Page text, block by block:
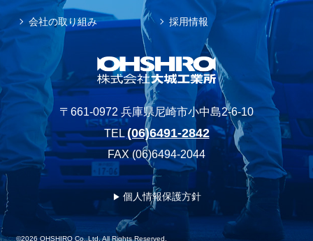
会社の取り組み 採用情報
〒661-0972 兵庫県尼崎市小中島2-6-10
TEL(06)6491-2842
FAX (06)6494-2044
個人情報保護方針
©2026 OHSHIRO Co.,Ltd. All Rights Reserved.